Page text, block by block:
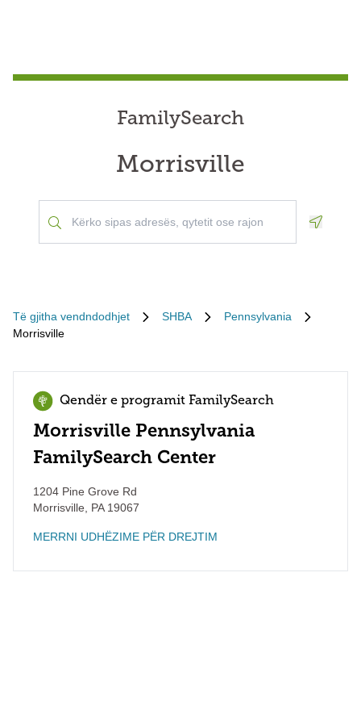
FamilySearch
Morrisville
Të gjitha vendndodhjet SHBA
Pennsylvania
Morrisville
Qendër e programit FamilySearch
Morrisville Pennsylvania
FamilySearch Center
1204 Pine Grove Rd
Morrisville
PA19067
MERRNI UDHËZIME PËR DREJTIM